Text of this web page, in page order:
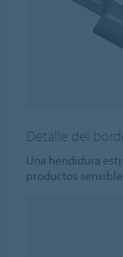
Detalle del
Una hendidura
productos